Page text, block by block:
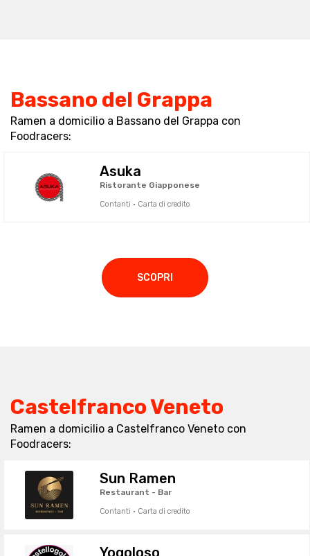
Bassano del Grappa
Ramen a domicilio a Bassano del Grappa con
Foodracers:
Asuka
Ristorante Giapponese
Contanti · Carta di credito
SCOPRI
Castelfranco Veneto
Ramen a domicilio a Castelfranco Veneto con
Foodracers:
Sun Ramen
Restaurant - Bar
Contanti · Carta di credito
Yogoloso